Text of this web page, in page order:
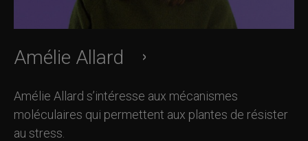
Amélie Allard
Amélie Allard s’intéresse aux mécanismes
moléculaires qui permettent aux plantes de résister
au stress.